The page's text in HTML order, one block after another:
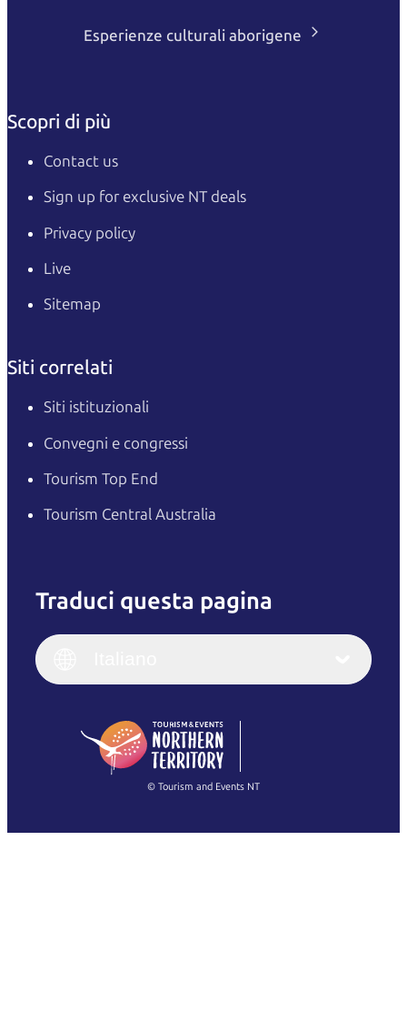
Esperienze culturali aborigene
Scopri di più
Contact us
Sign up for exclusive NT deals
Privacy policy
Live
Sitemap
Siti correlati
Siti istituzionali
Convegni e congressi
Tourism Top End
Tourism Central Australia
Traduci questa pagina
English
(Singapore)
Italiano
繁體中文
© Tourism and Events NT